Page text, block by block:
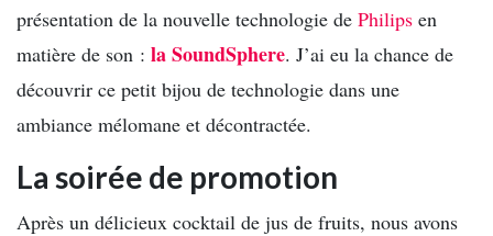
présentation de la nouvelle technologie de Philips en
matière de son : la SoundSphere. J’ai eu la chance de
découvrir ce petit bijou de technologie dans une
ambiance mélomane et décontractée.
La soirée de promotion
Après un délicieux cocktail de jus de fruits, nous avons